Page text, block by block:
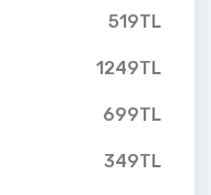
519TL
1249TL
699TL
349TL